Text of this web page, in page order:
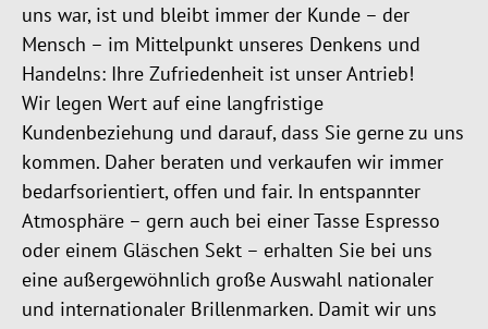
uns war, ist und bleibt immer der Kunde – der
Mensch – im Mittelpunkt unseres Denkens und
Handelns: Ihre Zufriedenheit ist unser Antrieb!
Wir legen Wert auf eine langfristige
Kundenbeziehung und darauf, dass Sie gerne zu uns
kommen. Daher beraten und verkaufen wir immer
bedarfsorientiert, offen und fair. In entspannter
Atmosphäre – gern auch bei einer Tasse Espresso
oder einem Gläschen Sekt – erhalten Sie bei uns
eine außergewöhnlich große Auswahl nationaler
und internationaler Brillenmarken. Damit wir uns